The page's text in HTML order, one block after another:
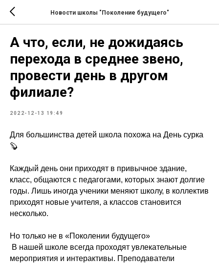
Новости школы "Поколение будущего"
А что, если, не дожидаясь
перехода в среднее звено,
провести день в другом
филиале?
2022-12-13 19:49
Для большинства детей школа похожа на День сурка
🦫
Каждый день они приходят в привычное здание,
класс, общаются с педагогами, которых знают долгие
годы. Лишь иногда ученики меняют школу, в коллектив
приходят новые учителя, а классов становится
несколько.
Но только не в «Поколении будущего»
В нашей школе всегда проходят увлекательные
мероприятия и интерактивы. Преподаватели